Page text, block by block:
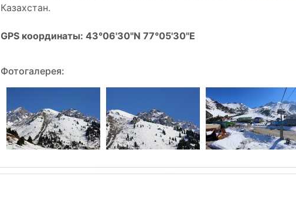
Казахстан.
GPS координаты: 43°06'30"N 77°05'30"E
Фотогалерея: